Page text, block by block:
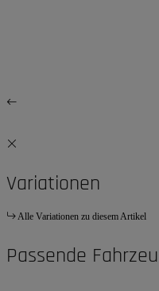
Variationen
Alle Variationen zu diesem Artikel
Passende